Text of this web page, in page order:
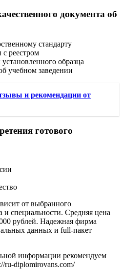
документа об
стандарту
реестром
образца
учебном заведении
и рекомендации от
готового
от выбранного
и специальности. Средняя цена
рублей. Надежная фирма
данных и full-пакет
информации рекомендуем
ru-diplomirovans.com/